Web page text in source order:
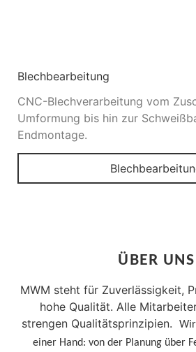
Blechbearbeitung
CNC-Blechverarbeitung vom
Umformung bis hin zur
Endmontage.
ÜBER UNS
MWM steht für Zuverlässigkeit,
hohe Qualität. Alle
strengen Qualitätsprinzipien.
einer Hand: von der Planung über